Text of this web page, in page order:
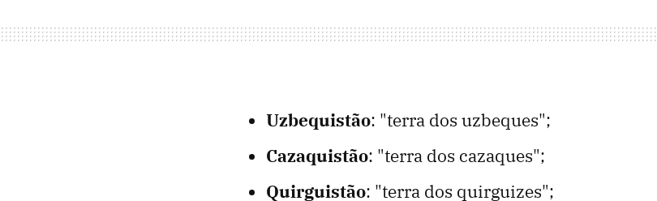
Uzbequistão: "terra dos uzbeques";
Cazaquistão: "terra dos cazaques";
Quirguistão: "terra dos quirguizes";